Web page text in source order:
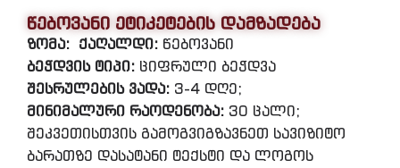
წებოვანი ეტიკეტების დამზადება
ზომა: ქაღალდი: წებოვანი
ბეჭდვის ტიპი: ციფრული ბეჭდვა
შესრულების ვადა: 3-4 დღე;
მინიმალური რაოდენობა: 30 ცალი;
შეკვეთისთვის გამოგვიგზავნეთ სავიზიტო
ბარათზე დასატანი ტექსტი და ლოგოს